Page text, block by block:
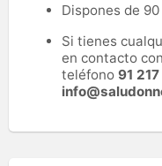
Dispones de
Si tienes
en contacto
teléfono 91